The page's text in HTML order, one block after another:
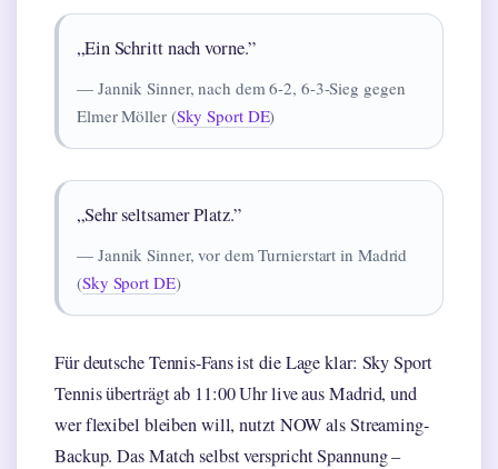
„Ein Schritt nach vorne.”
— Jannik Sinner, nach dem 6-2, 6-3-Sieg gegen
Elmer Möller (Sky Sport DE)
„Sehr seltsamer Platz.”
— Jannik Sinner, vor dem Turnierstart in Madrid
(Sky Sport DE)
Für deutsche Tennis-Fans ist die Lage klar: Sky Sport
Tennis überträgt ab 11:00 Uhr live aus Madrid, und
wer flexibel bleiben will, nutzt NOW als Streaming-
Backup. Das Match selbst verspricht Spannung –